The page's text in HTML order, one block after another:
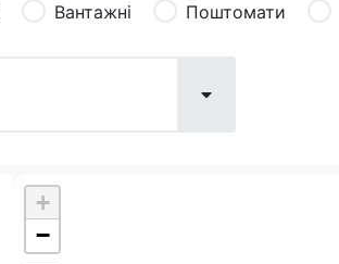
Вантажні Поштомати
+
−